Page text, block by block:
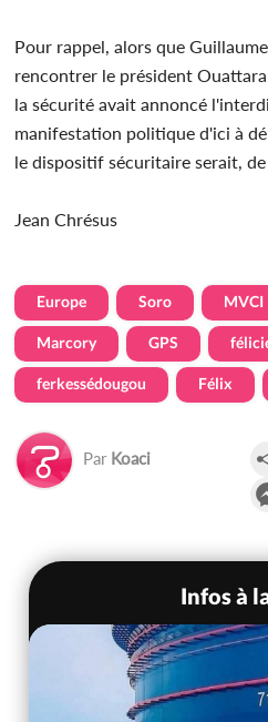
Pour rappel, alors que
rencontrer le président
la sécurité avait annoncé
manifestation politique d'ici à
le dispositif sécuritaire serait,
Jean Chrésus
Europe Soro MVCI
Marcory GPS
ferkessédougou Félix
Par Koaci
Infos à